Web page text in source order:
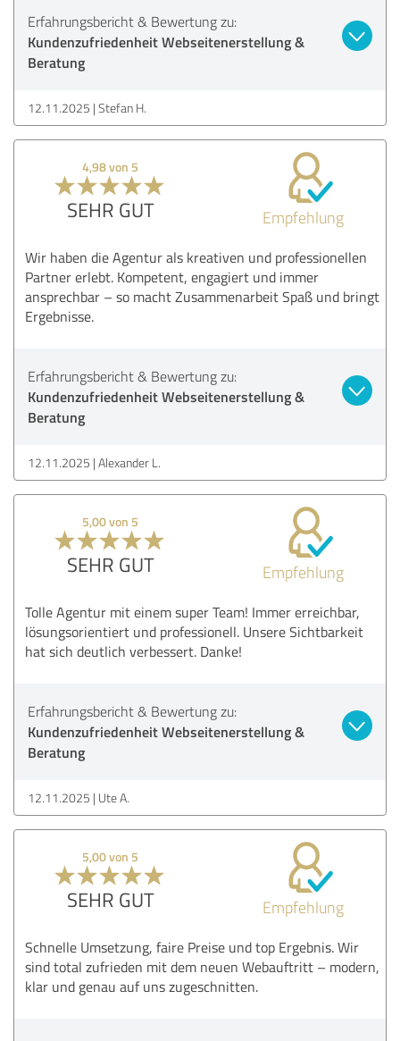
Erfahrungsbericht & Bewertung zu:
Kundenzufriedenheit Webseitenerstellung &
Beratung
12.11.2025 Stefan H.
4,98 von 5
SEHR GUT Empfehlung
Wir haben die Agentur als kreativen und professionellen
Partner erlebt. Kompetent, engagiert und immer
ansprechbar – so macht Zusammenarbeit Spaß und bringt
Ergebnisse.
Erfahrungsbericht & Bewertung zu:
Kundenzufriedenheit Webseitenerstellung &
Beratung
12.11.2025 Alexander L.
5,00 von 5
SEHR GUT Empfehlung
Tolle Agentur mit einem super Team! Immer erreichbar,
lösungsorientiert und professionell. Unsere Sichtbarkeit
hat sich deutlich verbessert. Danke!
Erfahrungsbericht & Bewertung zu:
Kundenzufriedenheit Webseitenerstellung &
Beratung
12.11.2025 Ute A.
5,00 von 5
SEHR GUT Empfehlung
Schnelle Umsetzung, faire Preise und top Ergebnis. Wir
sind total zufrieden mit dem neuen Webauftritt – modern,
klar und genau auf uns zugeschnitten.